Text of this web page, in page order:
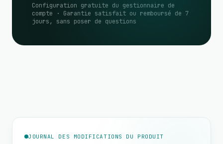
Configuration gratuite du gestionnaire de
compte · Garantie satisfait ou remboursé de 7
jours, sans poser de questions
JOURNAL DES MODIFICATIONS DU PRODUIT